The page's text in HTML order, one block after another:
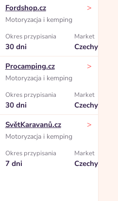
Fordshop.cz
Motoryzacja i kemping
>
Okres przypisania
30 dni
Market
Czechy
Procamping.cz
Motoryzacja i kemping
>
Okres przypisania
30 dni
Market
Czechy
SvětKaravanů.cz
Motoryzacja i kemping
>
Okres przypisania
7 dni
Market
Czechy